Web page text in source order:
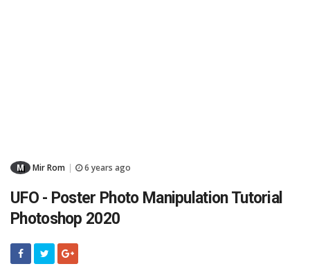
M Mir Rom 6 years ago
UFO - Poster Photo Manipulation Tutorial
Photoshop 2020